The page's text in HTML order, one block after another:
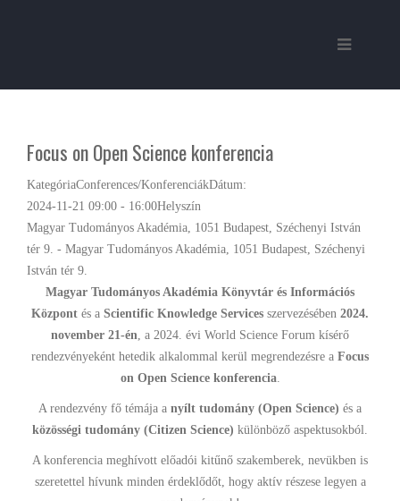
Focus on Open Science konferencia
KategóriaConferences/KonferenciákDátum:
2024-11-21 09:00 - 16:00Helyszín
Magyar Tudományos Akadémia, 1051 Budapest, Széchenyi István
tér 9. - Magyar Tudományos Akadémia, 1051 Budapest, Széchenyi
István tér 9.
Magyar Tudományos Akadémia Könyvtár és Információs
Központ és a Scientific Knowledge Services szervezésében 2024.
november 21-én, a 2024. évi World Science Forum kísérő
rendezvényeként hetedik alkalommal kerül megrendezésre a Focus
on Open Science konferencia.
A rendezvény fő témája a nyílt tudomány (Open Science) és a
közösségi tudomány (Citizen Science) különböző aspektusokból.
A konferencia meghívott előadói kitűnő szakemberek, nevükben is
szeretettel hívunk minden érdeklődőt, hogy aktív részese legyen a